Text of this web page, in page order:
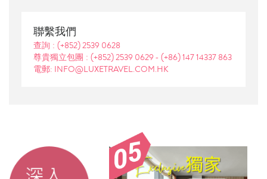
聯繫我們
查詢 : (+852) 2539 0628
尊貴獨立包團 : (+852) 2539 0629 - (+86) 147 14337 863
電郵: INFO@LUXETRAVEL.COM.HK